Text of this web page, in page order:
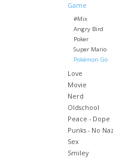
Game
#Mix
Angry Bird
Poker
Super Mario
Pokémon Go
Love
Movie
Nerd
Oldschool
Peace - Dope
Punks - No
Sex
Smiley